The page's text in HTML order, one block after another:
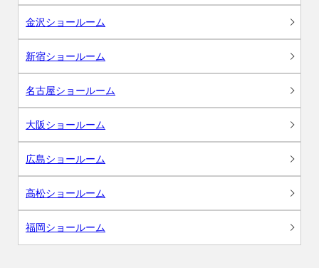
金沢ショールーム
新宿ショールーム
名古屋ショールーム
大阪ショールーム
広島ショールーム
高松ショールーム
福岡ショールーム